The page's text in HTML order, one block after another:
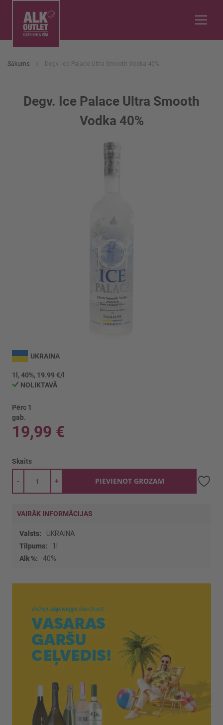
Sākums Degv. Ice Palace Ultra Smooth Vodka 40%
Degv. Ice Palace Ultra Smooth
Vodka 40%
uz
galerijas
sākumu
UKRAINA
1l, 40%, 19.99 €/l
NOLIKTAVĀ
Pērc 1
gab.
19,99 €
Skaits
+
- PIEVIENOT GROZAM
VAIRĀK INFORMĀCIJAS
Vairāk
informācijas
UKRAINA
1l
40%